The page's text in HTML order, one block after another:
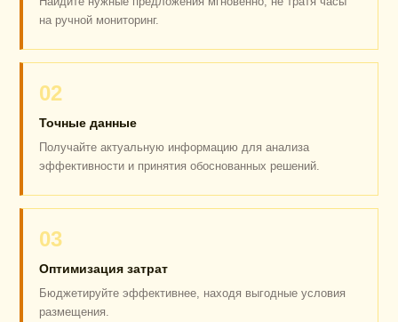
на ручной мониторинг.
02
Точные данные
Получайте актуальную информацию для анализа
эффективности и принятия обоснованных решений.
03
Оптимизация затрат
Бюджетируйте эффективнее, находя выгодные условия
размещения.